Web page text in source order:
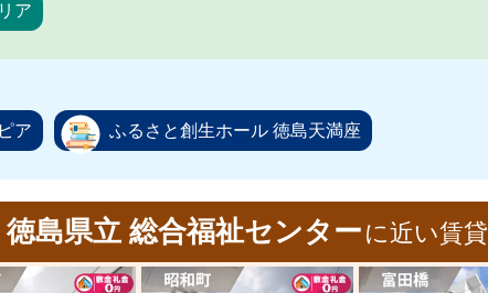
ア
ア ふるさと創生ホール 徳島天満座
徳島県立 総合福祉センター に近い賃貸